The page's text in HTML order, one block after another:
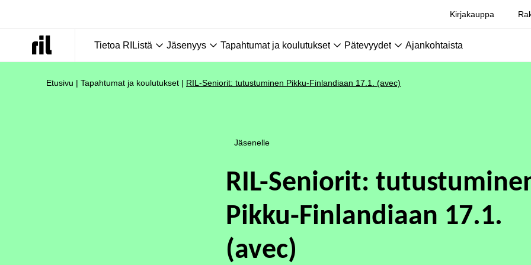
Kirjakauppa
Tietoa RIListä Jäsenyys Tapahtumat ja koulutukset Pätevyydet Ajankohtaista
Etusivu | Tapahtumat ja koulutukset | RIL-Seniorit: tutustuminen Pikku-Finlandiaan 17.1. (avec)
Jäsenelle
RIL-Seniorit:
Pikku-Finlandiaan 17.1.
(avec)